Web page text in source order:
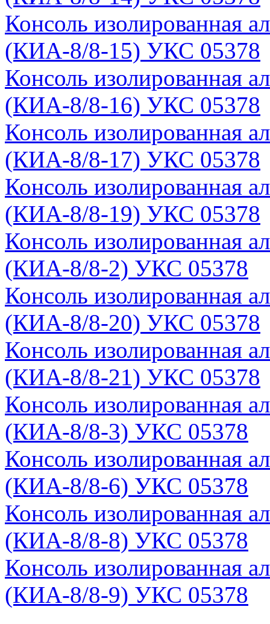
Консоль изолированная
(КИА-8/8-15) УКС 05378
Консоль изолированная
(КИА-8/8-16) УКС 05378
Консоль изолированная
(КИА-8/8-17) УКС 05378
Консоль изолированная
(КИА-8/8-19) УКС 05378
Консоль изолированная
(КИА-8/8-2) УКС 05378
Консоль изолированная
(КИА-8/8-20) УКС 05378
Консоль изолированная
(КИА-8/8-21) УКС 05378
Консоль изолированная
(КИА-8/8-3) УКС 05378
Консоль изолированная
(КИА-8/8-6) УКС 05378
Консоль изолированная
(КИА-8/8-8) УКС 05378
Консоль изолированная
(КИА-8/8-9) УКС 05378